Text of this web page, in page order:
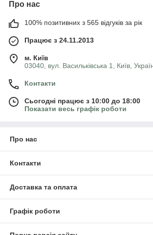
Про нас
100% позитивних з 565 відгуків за рік
Працює з 24.11.2013
м. Київ
03040, вул. Васильківська 1, Київ,
Контакти
Сьогодні працює з 10:00 до 18:00
Показати весь графік роботи
Про нас
Контакти
Доставка та оплата
Графік роботи